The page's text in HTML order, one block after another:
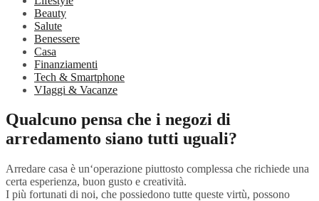
Beauty
Salute
Benessere
Casa
Finanziamenti
Tech & Smartphone
VIaggi & Vacanze
Qualcuno pensa che i negozi di
arredamento siano tutti uguali?
Arredare casa è un‘operazione piuttosto complessa che richiede una
certa esperienza, buon gusto e creatività.
I più fortunati di noi, che possiedono tutte queste virtù, possono